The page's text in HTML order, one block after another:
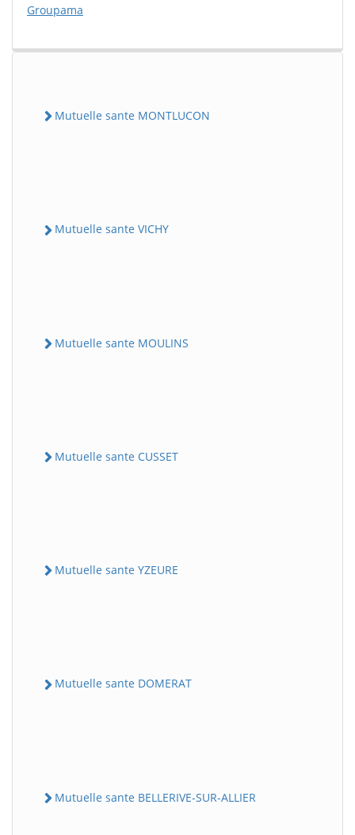
Groupama
Mutuelle sante MONTLUCON
Mutuelle sante VICHY
Mutuelle sante MOULINS
Mutuelle sante CUSSET
Mutuelle sante YZEURE
Mutuelle sante DOMERAT
Mutuelle sante BELLERIVE-SUR-ALLIER